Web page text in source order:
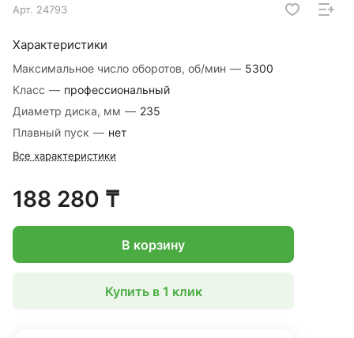
Арт. 24793
Характеристики
Максимальное число оборотов, об/мин — 5300
Класс — профессиональный
Диаметр диска, мм — 235
Плавный пуск — нет
Все характеристики
188 280 ₸
В корзину
Купить в 1 клик